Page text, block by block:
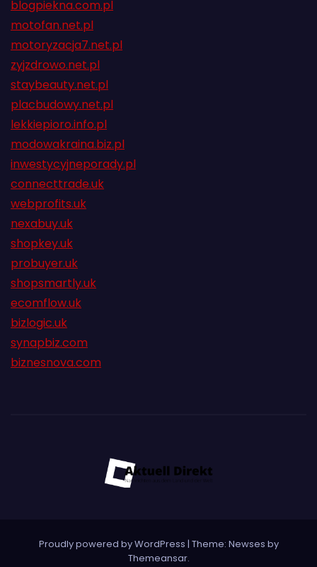
blogpiekna.com.pl
motofan.net.pl
motoryzacja7.net.pl
zyjzdrowo.net.pl
staybeauty.net.pl
placbudowy.net.pl
lekkiepioro.info.pl
modowakraina.biz.pl
inwestycyjneporady.pl
connecttrade.uk
webprofits.uk
nexabuy.uk
shopkey.uk
probuyer.uk
shopsmartly.uk
ecomflow.uk
bizlogic.uk
synapbiz.com
biznesnova.com
Proudly powered by WordPress | Theme: Newses by
Themeansar.